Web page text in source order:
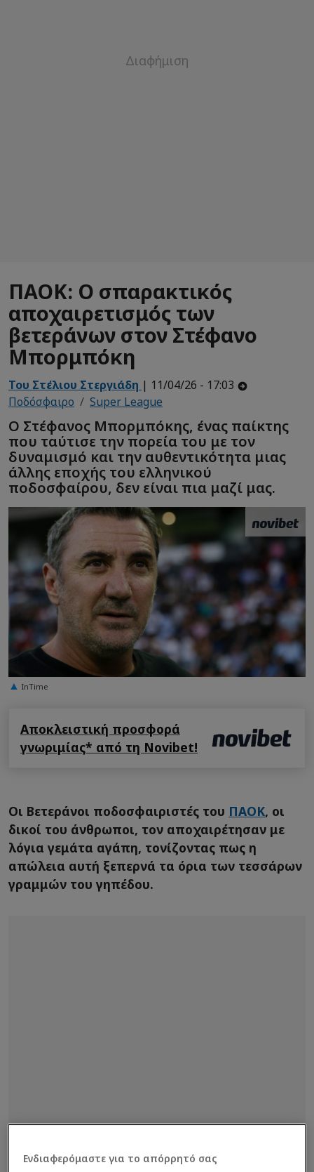
ΠΑΟΚ: Ο σπαρακτικός
αποχαιρετισμός των
βετεράνων στον Στέφανο
Μπορμπόκη
Του Στέλιου Στεργιάδη | 11/04/26 - 17:03
Ποδόσφαιρο
Super League
Ο Στέφανος Μπορμπόκης, ένας παίκτης
που ταύτισε την πορεία του με τον
δυναμισμό και την αυθεντικότητα μιας
άλλης εποχής του ελληνικού
ποδοσφαίρου, δεν είναι πια μαζί μας.
InTime
Αποκλειστική προσφορά
γνωριμίας* από τη Novibet!
Οι Βετεράνοι ποδοσφαιριστές του ΠΑΟΚ, οι
δικοί του άνθρωποι, τον αποχαιρέτησαν με
λόγια γεμάτα αγάπη, τονίζοντας πως η
απώλεια αυτή ξεπερνά τα όρια των τεσσάρων
γραμμών του γηπέδου.
Ενδιαφερόμαστε για το απόρρητό σας